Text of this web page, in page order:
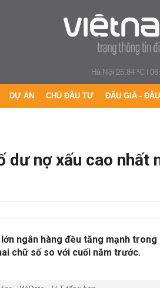
Hà Nội 25.84 °C|
DỰ ÁN CHỦ ĐẦU TƯ ĐẤU GIÁ -
dư nợ xấu cao nhất
ngân hàng đều tăng mạnh trong
chữ số so với cuối năm trước.